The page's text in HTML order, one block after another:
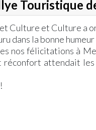
Touristique
et Culture et Culture a
dans la bonne
nos félicitations à
réconfort attendait